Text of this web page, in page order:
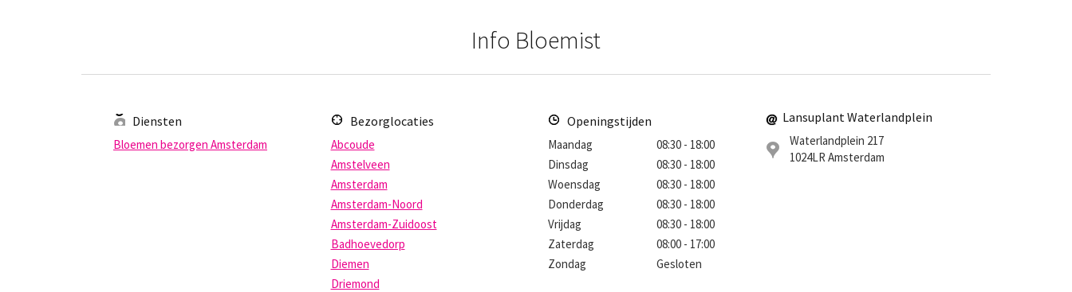
Info Bloemist
Diensten
Bloemen bezorgen Amsterdam
Bezorglocaties
Abcoude
Amstelveen
Amsterdam
Amsterdam-Noord
Amsterdam-Zuidoost
Badhoevedorp
Diemen
Driemond
Openingstijden
Maandag
08:30 - 18:00
Dinsdag
08:30 - 18:00
Woensdag
08:30 - 18:00
Donderdag
08:30 - 18:00
Vrijdag
08:30 - 18:00
Zaterdag
08:00 - 17:00
Zondag
Gesloten
Lansuplant Waterlandplein
Waterlandplein 217
1024LR Amsterdam